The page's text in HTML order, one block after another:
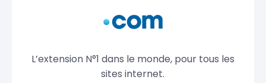
L’extension N°1 dans le monde, pour tous les
sites internet.